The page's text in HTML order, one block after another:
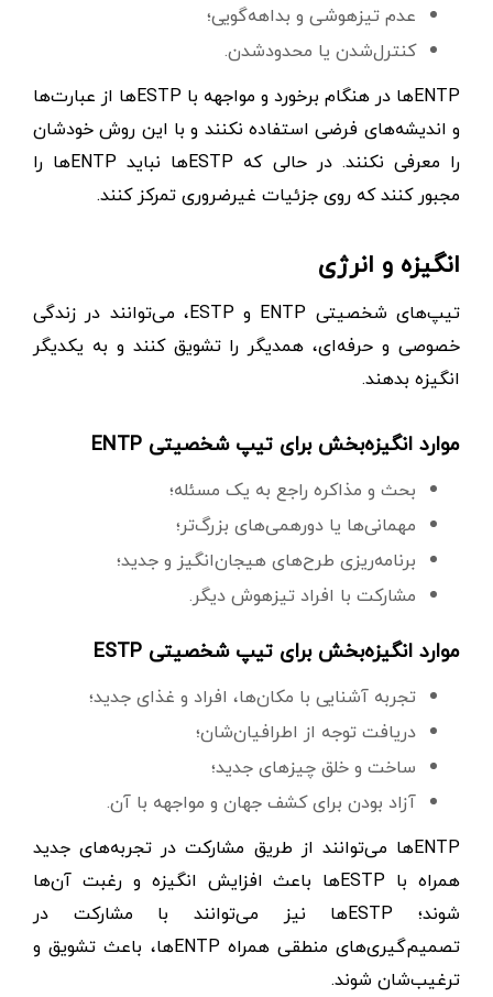
عدم تیزهوشی و بداهه‌گویی؛
کنترل‌شدن یا محدودشدن.
ENTPها در هنگام برخورد و مواجهه با ESTPها از عبارت‌ها
و اندیشه‌های فرضی استفاده نکنند و با این روش خودشان
را معرفی نکنند. در حالی که ESTPها نباید ENTPها را
مجبور کنند که روی جزئیات غیرضروری تمرکز کنند.
انگیزه و انرژی
تیپ‌های شخصیتی ENTP و ESTP، می‌توانند در زندگی
خصوصی و حرفه‌ای، همدیگر را تشویق کنند و به یکدیگر
انگیزه بدهند.
موارد انگیزه‌بخش برای تیپ شخصیتی ENTP
بحث‌ و مذاکره‌ راجع به یک مسئله؛
مهمانی‌ها یا دورهمی‌های بزرگ‌تر؛
برنامه‌ریزی طرح‌های هیجان‌انگیز و جدید؛
مشارکت با افراد تیزهوش دیگر.
موارد انگیزه‌بخش برای تیپ شخصیتی ESTP
تجربه‌ آشنایی با مکان‌ها، افراد و غذای جدید؛
دریافت توجه از اطرافیان‌شان؛
ساخت و خلق چیزهای جدید؛
آزاد بودن برای کشف جهان و مواجهه با آن.
ENTPها می‌توانند از طریق مشارکت در تجربه‌های جدید
همراه با ESTPها باعث افزایش انگیزه و رغبت آن‌ها
شوند؛ ESTPها نیز می‌توانند با مشارکت در
تصمیم‌گیری‌های منطقی همراه ENTPها، باعث تشویق و
ترغیب‌شان شوند.